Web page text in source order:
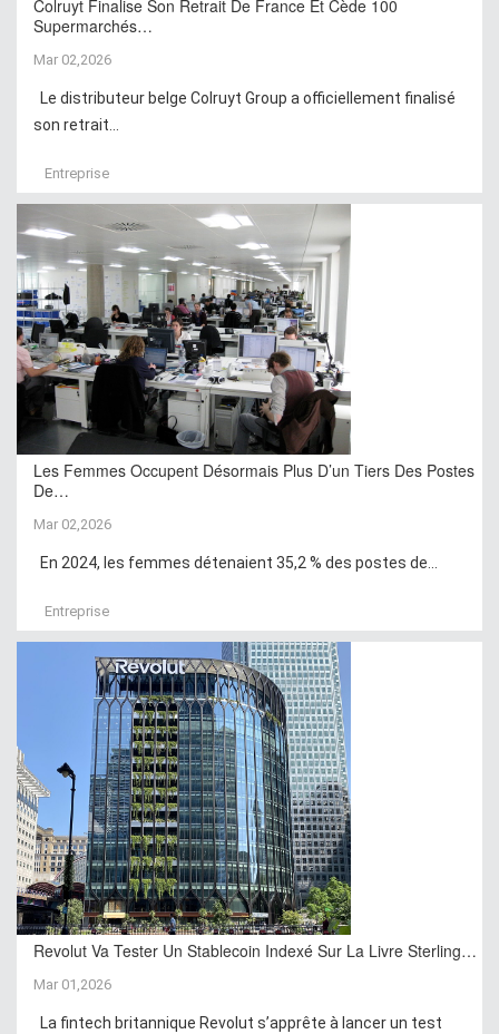
Colruyt Finalise Son Retrait De France Et Cède 100
Supermarchés…
Mar 02,2026
Le distributeur belge Colruyt Group a officiellement finalisé
son retrait...
Entreprise
Les Femmes Occupent Désormais Plus D’un Tiers Des Postes
De…
Mar 02,2026
En 2024, les femmes détenaient 35,2 % des postes de...
Entreprise
Revolut Va Tester Un Stablecoin Indexé Sur La Livre Sterling…
Mar 01,2026
La fintech britannique Revolut s’apprête à lancer un test